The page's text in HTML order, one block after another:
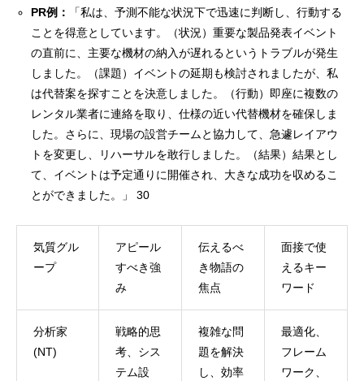
PR例：
「私は、予測不能な状況下で迅速に判断し、行動する
ことを得意としています。（状況）重要な製品発表イベント
の直前に、主要な機材の納入が遅れるというトラブルが発生
しました。（課題）イベントの延期も検討されましたが、私
は代替案を探すことを決意しました。（行動）即座に複数の
レンタル業者に連絡を取り、仕様の近い代替機材を確保しま
した。さらに、現場の設営チームと協力して、急遽レイアウ
トを変更し、リハーサルを敢行しました。（結果）結果とし
て、イベントは予定通りに開催され、大きな成功を収めるこ
とができました。」 30
気質グル
ープ
アピール
すべき強
み
伝えるべ
き物語の
焦点
面接で使
えるキー
ワード
分析家
(NT)
戦略的思
考、シス
テム設
複雑な問
題を解決
し、効率
最適化、
フレーム
ワーク、